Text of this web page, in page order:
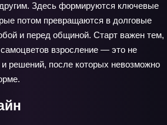
Здесь формируются ключевые
потом превращаются в долговые
и перед общиной. Старт важен тем,
взросление — это не
и решений, после которых невозможно